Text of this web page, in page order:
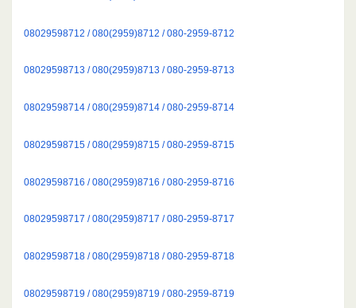
08029598712 / 080(2959)8712 / 080-2959-8712
08029598713 / 080(2959)8713 / 080-2959-8713
08029598714 / 080(2959)8714 / 080-2959-8714
08029598715 / 080(2959)8715 / 080-2959-8715
08029598716 / 080(2959)8716 / 080-2959-8716
08029598717 / 080(2959)8717 / 080-2959-8717
08029598718 / 080(2959)8718 / 080-2959-8718
08029598719 / 080(2959)8719 / 080-2959-8719